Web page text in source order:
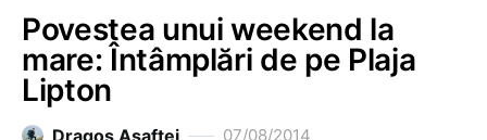
Povestea unui weekend la
mare: Întâmplări de pe Plaja
Lipton
Dragoş Asaftei 07/08/2014